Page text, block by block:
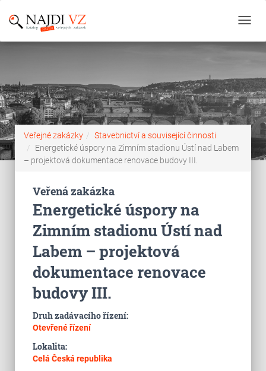
Veřejné zakázky
Stavebnictví a související činnosti
Energetické úspory na Zimním stadionu Ústí nad Labem
– projektová dokumentace renovace budovy III.
Veřená zakázka
Energetické úspory na
Zimním stadionu Ústí nad
Labem – projektová
dokumentace renovace
budovy III.
Druh zadávacího řízení:
Otevřené řízení
Lokalita:
Celá Česká republika